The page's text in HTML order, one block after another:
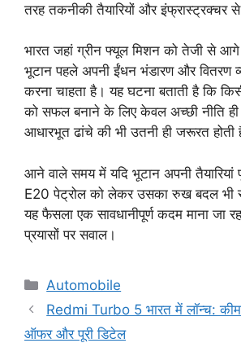
तरह तकनीकी तैयारियों और इंफ्रास्ट्रक्चर
भारत जहां ग्रीन फ्यूल मिशन को तेजी से आगे
भूटान पहले अपनी ईंधन भंडारण और वितरण
करना चाहता है। यह घटना बताती है कि
को सफल बनाने के लिए केवल अच्छी नीति
आधारभूत ढांचे की भी उतनी ही जरूरत होती
आने वाले समय में यदि भूटान अपनी तैयारियां
E20 पेट्रोल को लेकर उसका रुख बदल भी
यह फैसला एक सावधानीपूर्ण कदम माना जा
प्रयासों पर सवाल।
Categories
Automobile
Redmi Turbo 5 भारत में लॉन्च:
ऑफर और पूरी डिटेल